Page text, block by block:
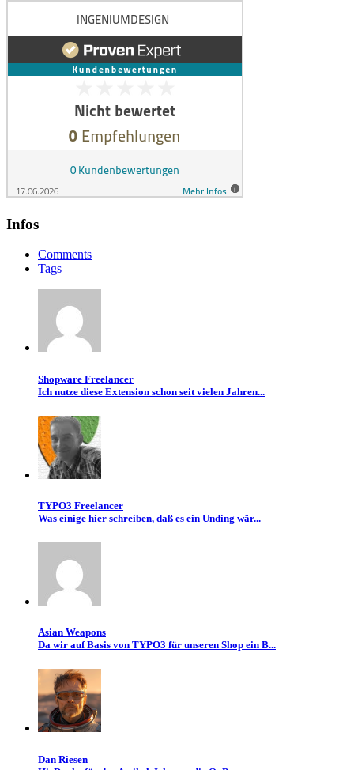
Infos
Comments
Tags
Shopware Freelancer
Ich nutze diese Extension schon seit vielen Jahren...
TYPO3 Freelancer
Was einige hier schreiben, daß es ein Unding wär...
Asian Weapons
Da wir auf Basis von TYPO3 für unseren Shop ein B...
Dan Riesen